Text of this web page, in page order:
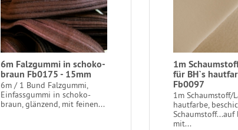
6m Falzgummi in schoko-
braun Fb0175 - 15mm
6m / 1 Bund Falzgummi,
Einfassgummi in schoko-
braun, glänzend, mit feinen...
1m
für BH`s
Fb0097
1m Schaumstoff/
hautfarbe,
Schaumstoff...auf
mit...